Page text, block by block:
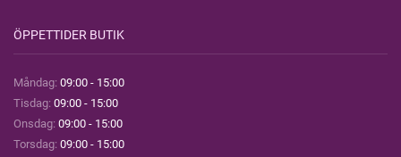
ÖPPETTIDER BUTIK
Måndag: 09:00 - 15:00
Tisdag: 09:00 - 15:00
Onsdag: 09:00 - 15:00
Torsdag: 09:00 - 15:00